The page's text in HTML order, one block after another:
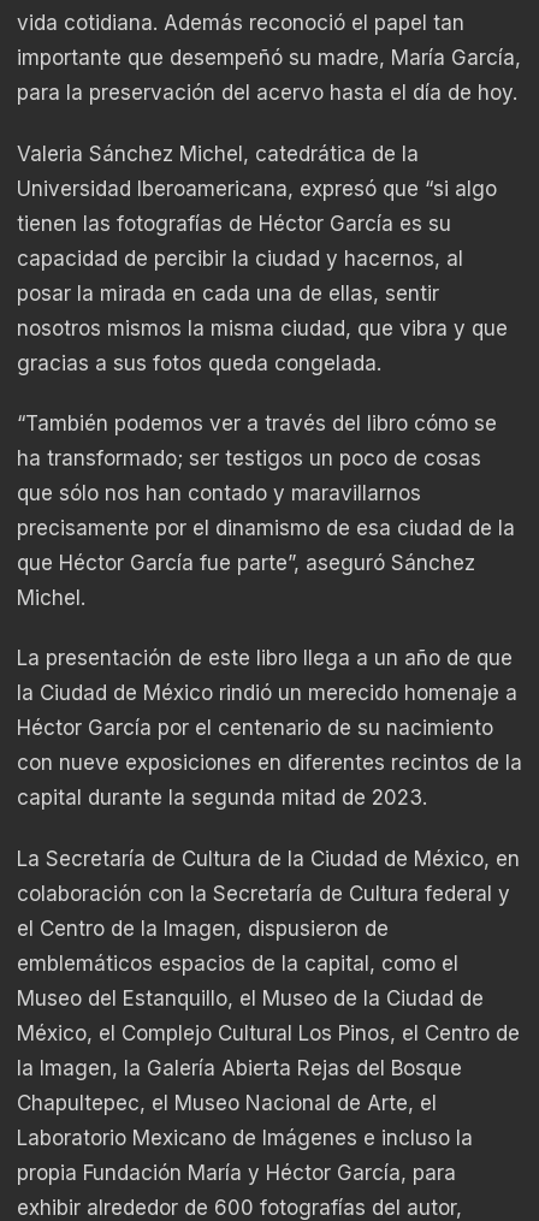
vida cotidiana. Además reconoció el papel tan
importante que desempeñó su madre, María García,
para la preservación del acervo hasta el día de hoy.
Valeria Sánchez Michel, catedrática de la
Universidad Iberoamericana, expresó que “si algo
tienen las fotografías de Héctor García es su
capacidad de percibir la ciudad y hacernos, al
posar la mirada en cada una de ellas, sentir
nosotros mismos la misma ciudad, que vibra y que
gracias a sus fotos queda congelada.
“También podemos ver a través del libro cómo se
ha transformado; ser testigos un poco de cosas
que sólo nos han contado y maravillarnos
precisamente por el dinamismo de esa ciudad de la
que Héctor García fue parte”, aseguró Sánchez
Michel.
La presentación de este libro llega a un año de que
la Ciudad de México rindió un merecido homenaje a
Héctor García por el centenario de su nacimiento
con nueve exposiciones en diferentes recintos de la
capital durante la segunda mitad de 2023.
La Secretaría de Cultura de la Ciudad de México, en
colaboración con la Secretaría de Cultura federal y
el Centro de la Imagen, dispusieron de
emblemáticos espacios de la capital, como el
Museo del Estanquillo, el Museo de la Ciudad de
México, el Complejo Cultural Los Pinos, el Centro de
la Imagen, la Galería Abierta Rejas del Bosque
Chapultepec, el Museo Nacional de Arte, el
Laboratorio Mexicano de Imágenes e incluso la
propia Fundación María y Héctor García, para
exhibir alrededor de 600 fotografías del autor,